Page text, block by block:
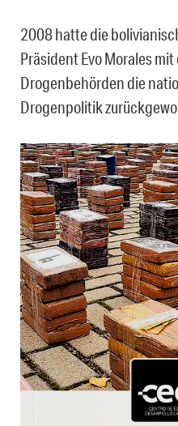
2008 hatte die
Präsident Evo Morales
Drogenbehörden die
Drogenpolitik